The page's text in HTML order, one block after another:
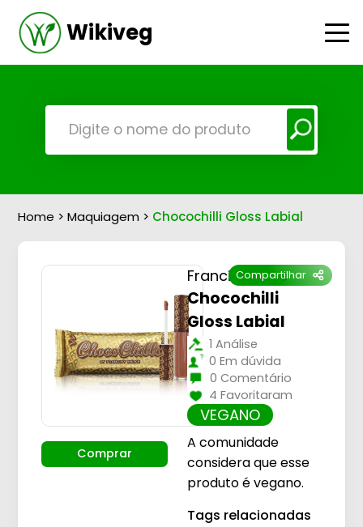
Wikiveg
Home >Maquiagem > Chocochilli Gloss Labial
Compartilhar
Comprar
Franciny Ehlke
Chocochilli
Gloss Labial
1 Análise
0 Em dúvida
0 Comentário
4 Favoritaram
VEGANO
A comunidade
considera que esse
produto é vegano.
Tags relacionadas